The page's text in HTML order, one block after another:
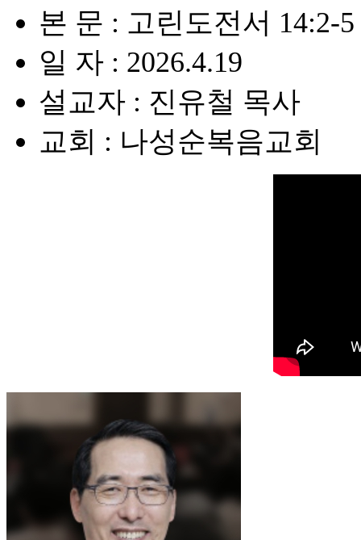
본 문 : 고린도전서 14:2-5
일 자 : 2026.4.19
설교자 : 진유철 목사
교회 : 나성순복음교회